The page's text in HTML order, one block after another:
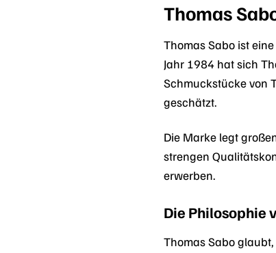
Thomas
Thomas Sabo ist
Jahr 1984 hat sich
Schmuckstücke von
geschätzt.
Die Marke legt
strengen
erwerben.
Die Philosophie
Thomas Sabo